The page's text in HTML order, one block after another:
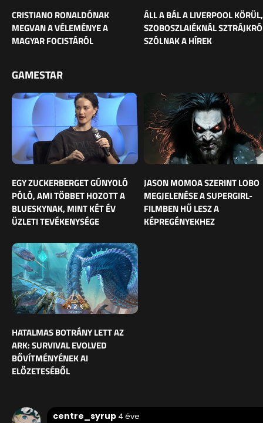
CRISTIANO RONALDÓNAK
MEGVAN A VÉLEMÉNYE A
MAGYAR FOCISTÁRÓL
ÁLL A BÁL A LIVERPOOL KÖRÜL,
SZOBOSZLAIÉKNÁL
SZÓLNAK A HÍREK
GAMESTAR
EGY ZUCKERBERGET GÚNYOLÓ
PÓLÓ, AMI TÖBBET HOZOTT A
BLUESKYNAK, MINT KÉT ÉV
ÜZLETI TEVÉKENYSÉGE
JASON MOMOA SZERINT LOBO
MEGJELENÉSE A SUPERGIRL-
FILMBEN HŰ LESZ A
KÉPREGÉNYEKHEZ
HATALMAS BOTRÁNY LETT AZ
ARK: SURVIVAL EVOLVED
BŐVÍTMÉNYÉNEK AI
ELŐZETESÉBŐL
centre_syrup 4 éve